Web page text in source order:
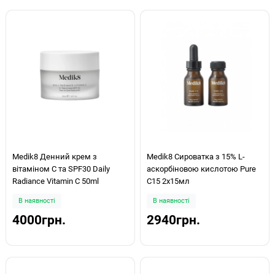
Medik8 Денний крем з
вітаміном С та SPF30 Daily
Radiance Vitamin C 50ml
В наявності
4000грн.
Medik8 Сироватка з 15% L-
аскорбіновою кислотою Pure
C15 2х15мл
В наявності
2940грн.